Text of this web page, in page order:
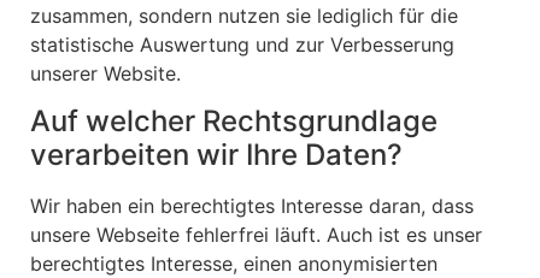
zusammen, sondern nutzen sie lediglich für die
statistische Auswertung und zur Verbesserung
unserer Website.
Auf welcher Rechtsgrundlage
verarbeiten wir Ihre Daten?
Wir haben ein berechtigtes Interesse daran, dass
unsere Webseite fehlerfrei läuft. Auch ist es unser
berechtigtes Interesse, einen anonymisierten